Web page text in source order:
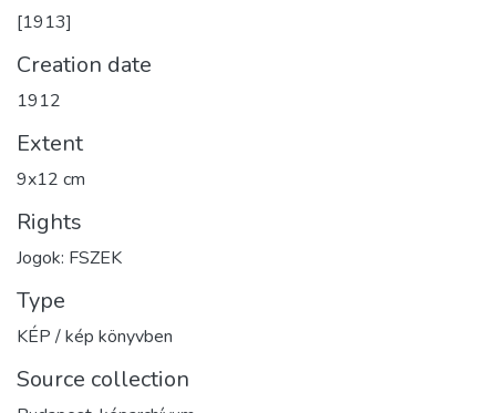
[1913]
Creation date
1912
Extent
9x12 cm
Rights
Jogok: FSZEK
Type
KÉP / kép könyvben
Source collection